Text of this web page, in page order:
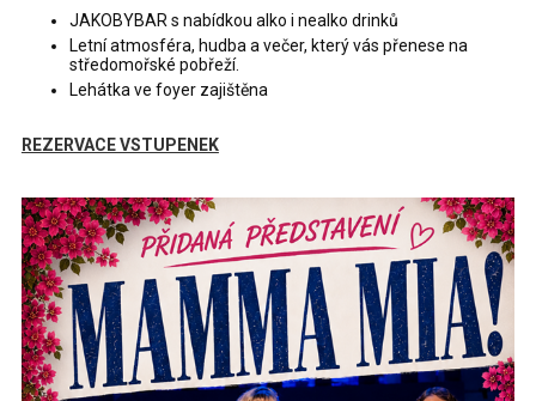
JAKOBYBAR s nabídkou alko i nealko drinků
Letní atmosféra, hudba a večer, který vás přenese na
středomořské pobřeží.
Lehátka ve foyer zajištěna
REZERVACE VSTUPENEK